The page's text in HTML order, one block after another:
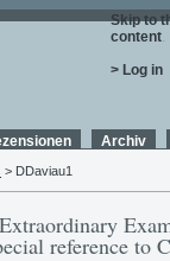
Skip to
content.
> Log in
Archiv
> DDaviau1
reference to